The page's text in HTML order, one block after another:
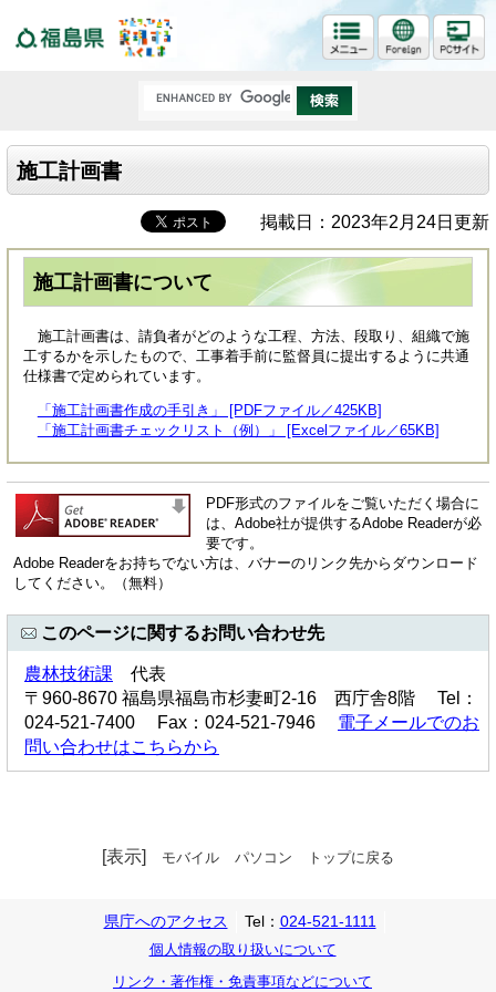
施工計画書
掲載日：2023年2月24日更新
施工計画書について
施工計画書は、請負者がどのような工程、方法、段取り、組織で施
工するかを示したもので、工事着手前に監督員に提出するように共通
仕様書で定められています。
「施工計画書作成の手引き」 [PDFファイル／425KB]
「施工計画書チェックリスト（例）」 [Excelファイル／65KB]
PDF形式のファイルをご覧いただく場合に
は、Adobe社が提供するAdobe Readerが必
要です。
Adobe Readerをお持ちでない方は、バナーのリンク先からダウンロード
してください。（無料）
このページに関するお問い合わせ先
農林技術課 代表
〒960-8670 福島県福島市杉妻町2-16 西庁舎8階 Tel：
024-521-7400 Fax：024-521-7946 電子メールでのお
問い合わせはこちらから
[表示] モバイル パソコン トップに戻る
県庁へのアクセス Tel： 024-521-1111
個人情報の取り扱いについて
リンク・著作権・免責事項などについて